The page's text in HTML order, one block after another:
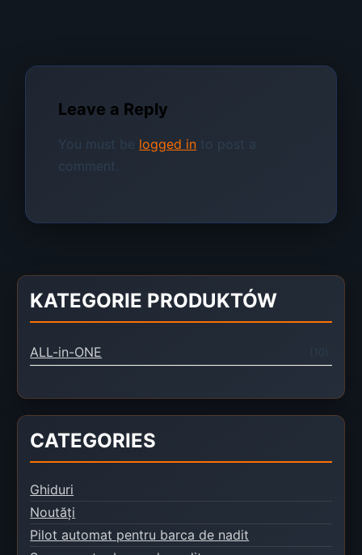
Leave a Reply
You must be logged in to post a
comment.
KATEGORIE PRODUKTÓW
ALL-in-ONE
CATEGORIES
Ghiduri
Noutăți
Pilot automat pentru barca de nadit